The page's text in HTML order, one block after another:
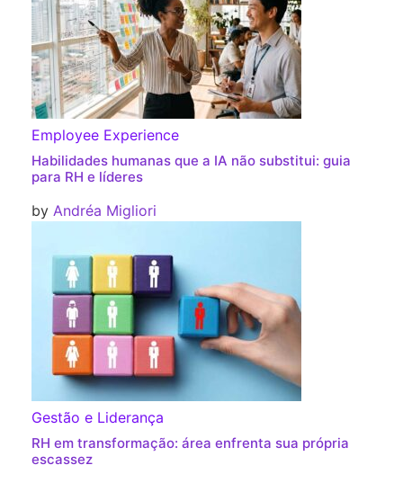
Employee Experience
Habilidades humanas que a IA não substitui: guia
para RH e líderes
by Andréa Migliori
Gestão e Liderança
RH em transformação: área enfrenta sua própria
escassez